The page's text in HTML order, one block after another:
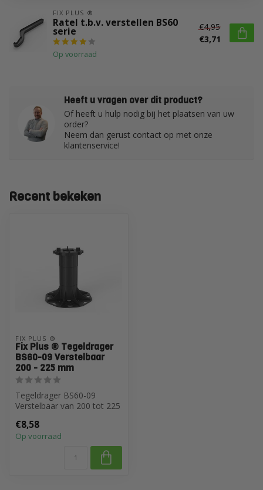
FIX PLUS ®
Ratel t.b.v. verstellen BS60
serie
Op voorraad
€4,95
€3,71
Heeft u vragen over dit product?
Of heeft u hulp nodig bij het plaatsen van uw
order?
Neem dan gerust contact op met onze
klantenservice!
Recent bekeken
FIX PLUS ®
Fix Plus ® Tegeldrager
BS60-09 Verstelbaar
200 - 225 mm
Tegeldrager BS60-09
Verstelbaar van 200 tot 225
€8,58
Op voorraad